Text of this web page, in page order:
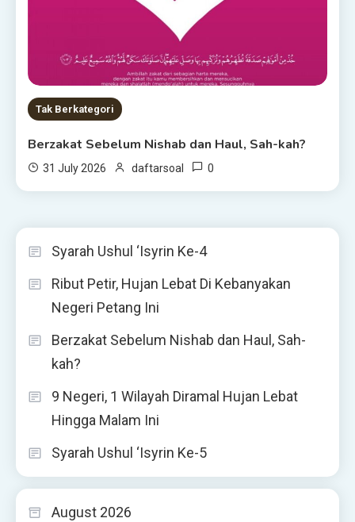
Tak Berkategori
Berzakat Sebelum Nishab dan Haul, Sah-kah?
31 July 2026 daftarsoal 0
Syarah Ushul ‘Isyrin Ke-4
Ribut Petir, Hujan Lebat Di Kebanyakan
Negeri Petang Ini
Berzakat Sebelum Nishab dan Haul, Sah-
kah?
9 Negeri, 1 Wilayah Diramal Hujan Lebat
Hingga Malam Ini
Syarah Ushul ‘Isyrin Ke-5
August 2026